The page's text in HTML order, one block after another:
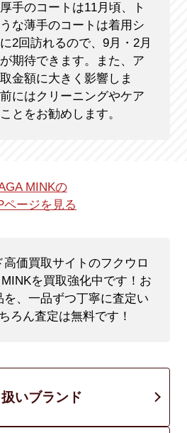
手のコートは11月頃、ト
な薄手のコートは着用シ
2回訪れるので、9月・2月
期待できます。また、ア
金額に大きく影響しま
にはクリーニングやケア
とをお勧めします。
MINKの
ページを見る
価買取サイトのフクウロ
を買取強化中です！ お
、一品ずつ丁寧に査定い
ろん査定は無料です！
いブランド